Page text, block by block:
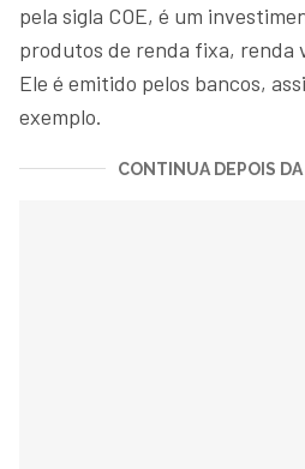
pela sigla COE, é um
produtos de renda fixa, renda
Ele é emitido pelos bancos,
exemplo.
CONTINUA DEPOIS